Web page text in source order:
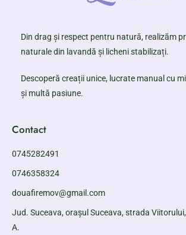
Din drag și respect pentru natură, realizăm
naturale din lavandă și licheni stabilizați.
Descoperă creații unice, lucrate manual cu
și multă pasiune.
Contact
0745282491
0746358324
douafiremov@gmail.com
Jud. Suceava, orașul Suceava, strada
A.